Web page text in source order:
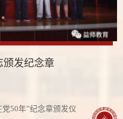
颁发纪念章
50年”纪念章颁发仪